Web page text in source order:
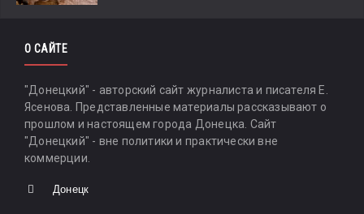
О САЙТЕ
"Донецкий" - авторский сайт журналиста и писателя Е.
Ясенова. Представленные материалы рассказывают о
прошлом и настоящем города Донецка. Сайт
"Донецкий" - вне политики и практически вне
коммерции.
Донецк